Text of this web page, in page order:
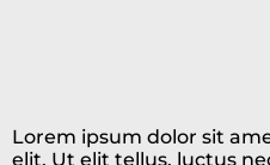
Lorem ipsum dolor sit
elit. Ut elit tellus, luctus